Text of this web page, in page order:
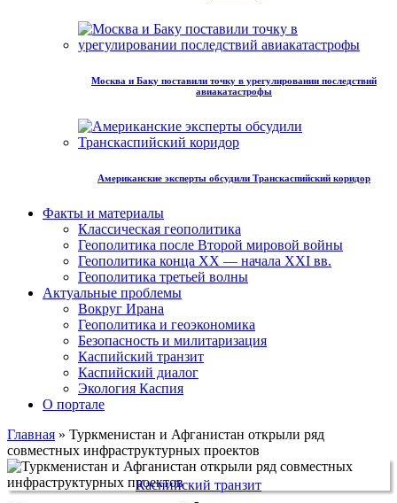
Москва и Баку поставили точку в урегулировании последствий
авиакатастрофы
Американские эксперты обсудили Транскаспийский коридор
Факты и материалы
Классическая геополитика
Геополитика после Второй мировой войны
Геополитика конца XX — начала XXI вв.
Геополитика третьей волны
Актуальные проблемы
Вокруг Ирана
Геополитика и геоэкономика
Безопасность и милитаризация
Каспийский транзит
Каспийский диалог
Экология Каспия
О портале
Главная » Туркменистан и Афганистан открыли ряд
совместных инфраструктурных проектов
Каспийский транзит